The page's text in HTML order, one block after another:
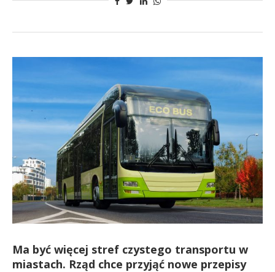
Ma być więcej stref czystego transportu w
miastach. Rząd chce przyjąć nowe przepisy